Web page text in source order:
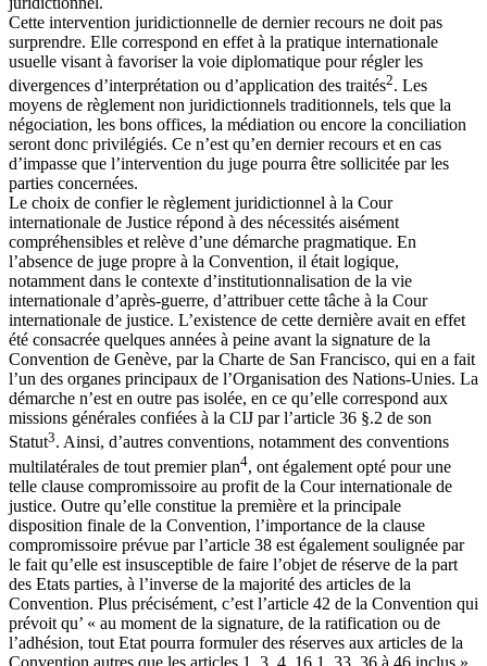
Cette intervention juridictionnelle de dernier recours ne doit pas
surprendre. Elle correspond en effet à la pratique internationale
usuelle visant à favoriser la voie diplomatique pour régler les
divergences d’interprétation ou d’application des traités2. Les
moyens de règlement non juridictionnels traditionnels, tels que la
négociation, les bons offices, la médiation ou encore la conciliation
seront donc privilégiés. Ce n’est qu’en dernier recours et en cas
d’impasse que l’intervention du juge pourra être sollicitée par les
parties concernées.
Le choix de confier le règlement juridictionnel à la Cour
internationale de Justice répond à des nécessités aisément
compréhensibles et relève d’une démarche pragmatique. En
l’absence de juge propre à la Convention, il était logique,
notamment dans le contexte d’institutionnalisation de la vie
internationale d’après-guerre, d’attribuer cette tâche à la Cour
internationale de justice. L’existence de cette dernière avait en effet
été consacrée quelques années à peine avant la signature de la
Convention de Genève, par la Charte de San Francisco, qui en a fait
l’un des organes principaux de l’Organisation des Nations-Unies. La
démarche n’est en outre pas isolée, en ce qu’elle correspond aux
missions générales confiées à la CIJ par l’article 36 §.2 de son
Statut3. Ainsi, d’autres conventions, notamment des conventions
multilatérales de tout premier plan4, ont également opté pour une
telle clause compromissoire au profit de la Cour internationale de
justice. Outre qu’elle constitue la première et la principale
disposition finale de la Convention, l’importance de la clause
compromissoire prévue par l’article 38 est également soulignée par
le fait qu’elle est insusceptible de faire l’objet de réserve de la part
des Etats parties, à l’inverse de la majorité des articles de la
Convention. Plus précisément, c’est l’article 42 de la Convention qui
prévoit qu’ « au moment de la signature, de la ratification ou de
l’adhésion, tout Etat pourra formuler des réserves aux articles de la
Convention autres que les articles 1, 3, 4, 16.1, 33, 36 à 46 inclus ».